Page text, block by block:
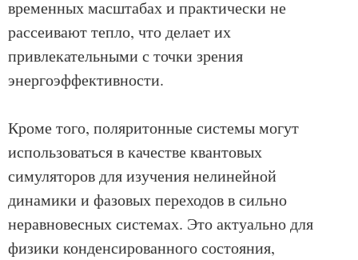
временных масштабах и практически не
рассеивают тепло, что делает их
привлекательными с точки зрения
энергоэффективности.
Кроме того, поляритонные системы могут
использоваться в качестве квантовых
симуляторов для изучения нелинейной
динамики и фазовых переходов в сильно
неравновесных системах. Это актуально для
физики конденсированного состояния,